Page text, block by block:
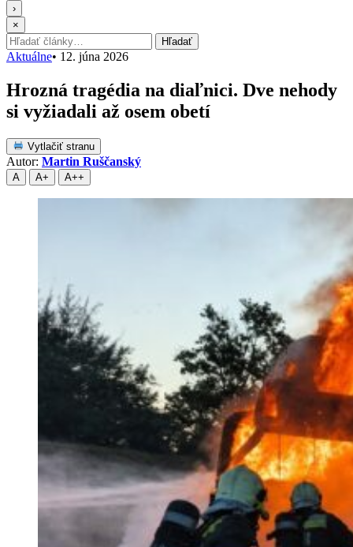
›
×
Hľadať: Hľadať
Aktuálne• 12. júna 2026
Hrozná tragédia na diaľnici. Dve nehody
si vyžiadali až osem obetí
Vytlačiť stranu
Autor: Martin Ruščanský
A A+ A++